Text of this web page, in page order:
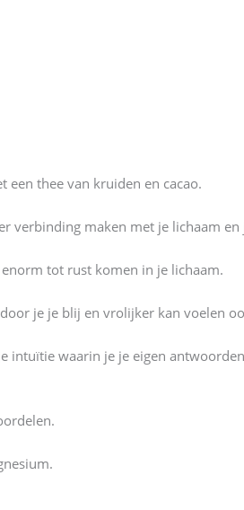
een thee van kruiden en cacao.
verbinding maken met je lichaam en
tot rust komen in je lichaam.
je je blij en vrolijker kan voelen
intuïtie waarin je je eigen